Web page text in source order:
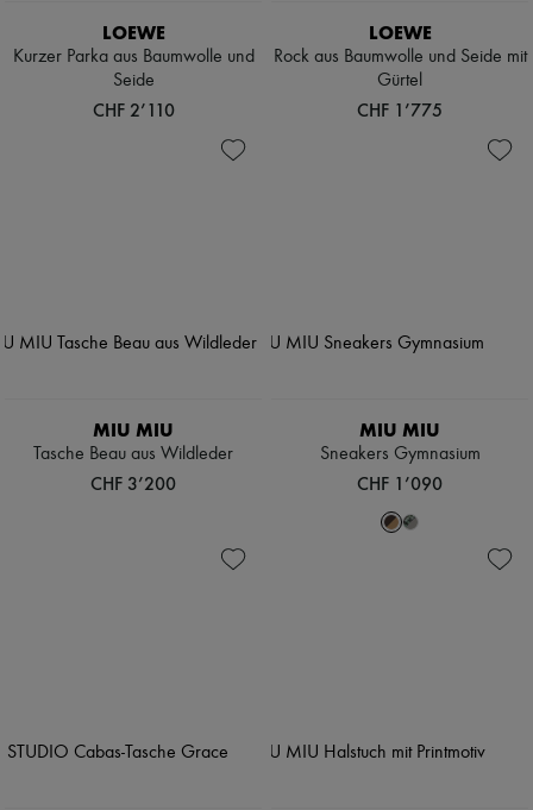
LOEWE
Kurzer Parka aus Baumwolle und
Seide
CHF 2’110
LOEWE
Rock aus Baumwolle und Seide mit
Gürtel
CHF 1’775
MIU MIU
Tasche Beau aus Wildleder
CHF 3’200
MIU MIU
Sneakers Gymnasium
CHF 1’090